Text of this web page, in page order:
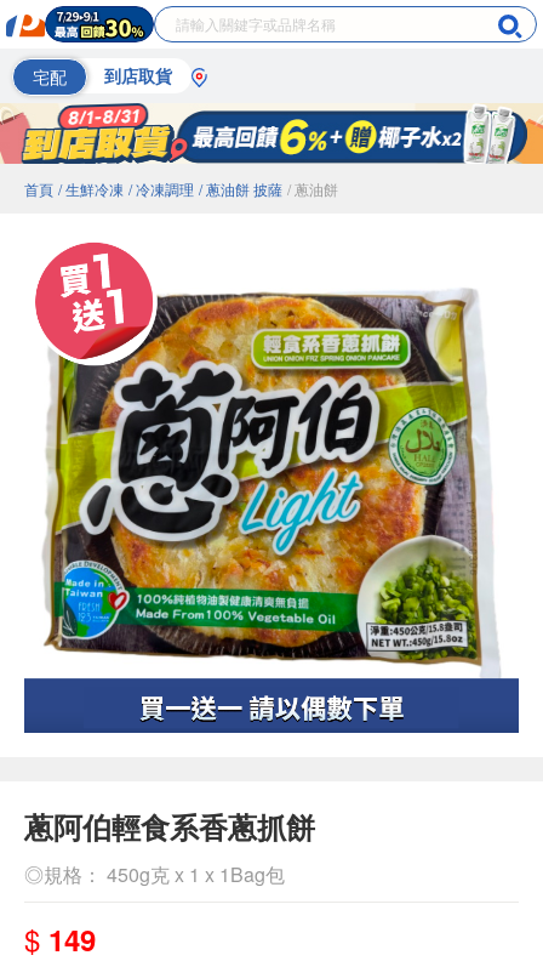
宅配 到店取貨
首頁 / 生鮮冷凍 / 冷凍調理 / 蔥油餅 披薩 / 蔥油餅
蔥阿伯輕食系香蔥抓餅
◎規格： 450g克 x 1 x 1Bag包
$ 149